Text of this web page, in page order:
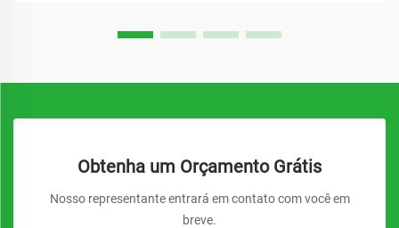
Obtenha um Orçamento Grátis
Nosso representante entrará em contato com você em
breve.